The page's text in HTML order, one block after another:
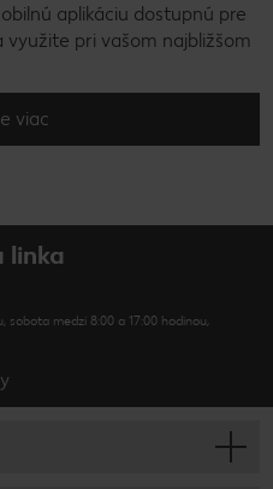
aplikáciu dostupnú pre
využite pri vašom najbližšom
viac
linka
sobota medzi 8:00 a 17:00 hodinou,